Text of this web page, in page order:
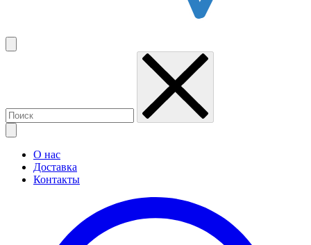
О нас
Доставка
Контакты